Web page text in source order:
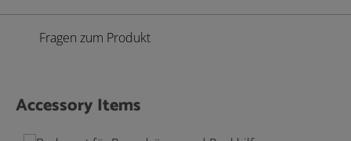
Fragen zum Produkt
Produktgalerie überspringen
Accessory Items